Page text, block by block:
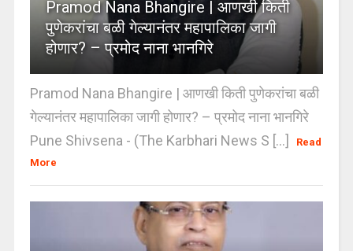
Pramod Nana Bhangire | आणखी किती
पुणेकरांचा बळी गेल्यानंतर महापालिका जागी
होणार? – प्रमोद नाना भानगिरे
Pramod Nana Bhangire | आणखी किती पुणेकरांचा बळी
गेल्यानंतर महापालिका जागी होणार? – प्रमोद नाना भानगिरे
Pune Shivsena - (The Karbhari News S [...]
Read
More